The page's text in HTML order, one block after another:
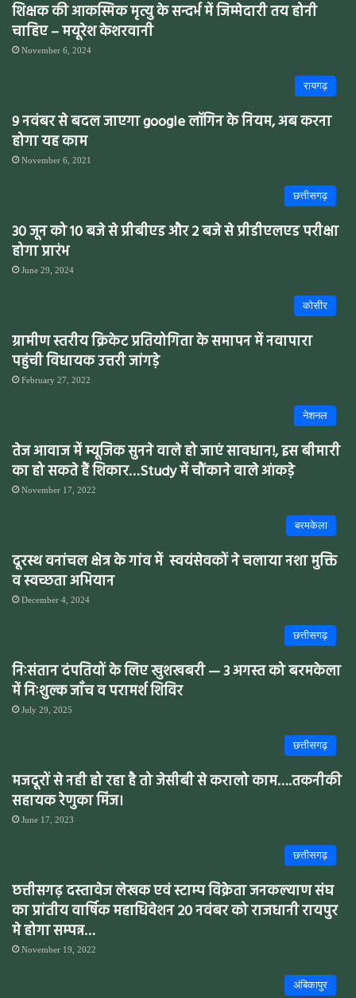
शिक्षक की आकस्मिक मृत्यु के सन्दर्भ में जिम्मेदारी तय होनी
चाहिए – मयूरेश केशरवानी
November 6, 2024
रायगढ़
9 नवंबर से बदल जाएगा google लॉगिन के नियम, अब करना
होगा यह काम
November 6, 2021
छत्तीसगढ़
30 जून को 10 बजे से प्रीबीएड और 2 बजे से प्रीडीएलएड परीक्षा
होगा प्रारंभ
June 29, 2024
कोसीर
ग्रामीण स्तरीय क्रिकेट प्रतियोगिता के समापन में नवापारा
पहुंची विधायक उत्तरी जांगड़े
February 27, 2022
नेशनल
तेज आवाज में म्यूजिक सुनने वाले हो जाएं सावधान!, इस बीमारी
का हो सकते हैं शिकार…Study में चौंकाने वाले आंकड़े
November 17, 2022
बरमकेला
दूरस्थ वनांचल क्षेत्र के गांव में स्वयंसेवकों ने चलाया नशा मुक्ति
व स्वच्छता अभियान
December 4, 2024
छत्तीसगढ़
निःसंतान दंपतियों के लिए खुशखबरी — 3 अगस्त को बरमकेला
में निःशुल्क जाँच व परामर्श शिविर
July 29, 2025
छत्तीसगढ़
मजदूरों से नही हो रहा है तो जेसीबी से करालो काम….तकनीकी
सहायक रेणुका मिंज।
June 17, 2023
छत्तीसगढ़
छत्तीसगढ़ दस्तावेज लेखक एवं स्टाम्प विक्रेता जनकल्याण संघ
का प्रांतीय वार्षिक महाधिवेशन 20 नवंबर को राजधानी रायपुर
मे होगा सम्पन्न…
November 19, 2022
अंबिकापुर